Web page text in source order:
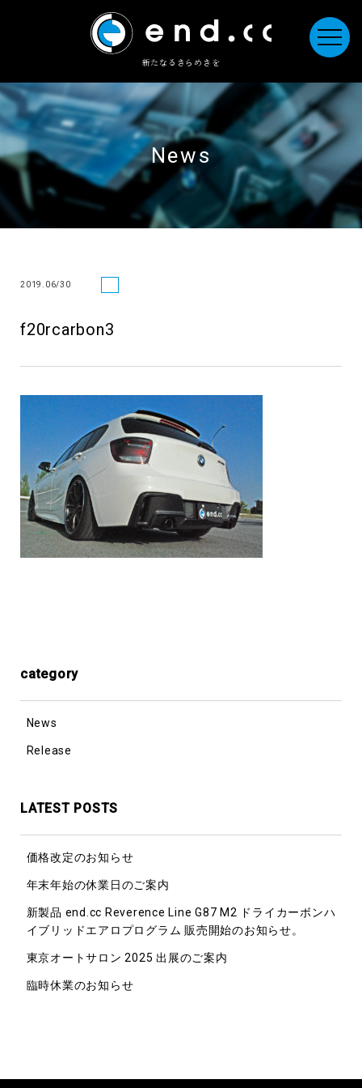
新たなるきらめきを
News
2019.06/30
f20rcarbon3
category
News
Release
LATEST POSTS
価格改定のお知らせ
年末年始の休業日のご案内
新製品 end.cc Reverence Line G87 M2 ドライカーボンハ
イブリッドエアロプログラム 販売開始のお知らせ。
東京オートサロン 2025 出展のご案内
臨時休業のお知らせ